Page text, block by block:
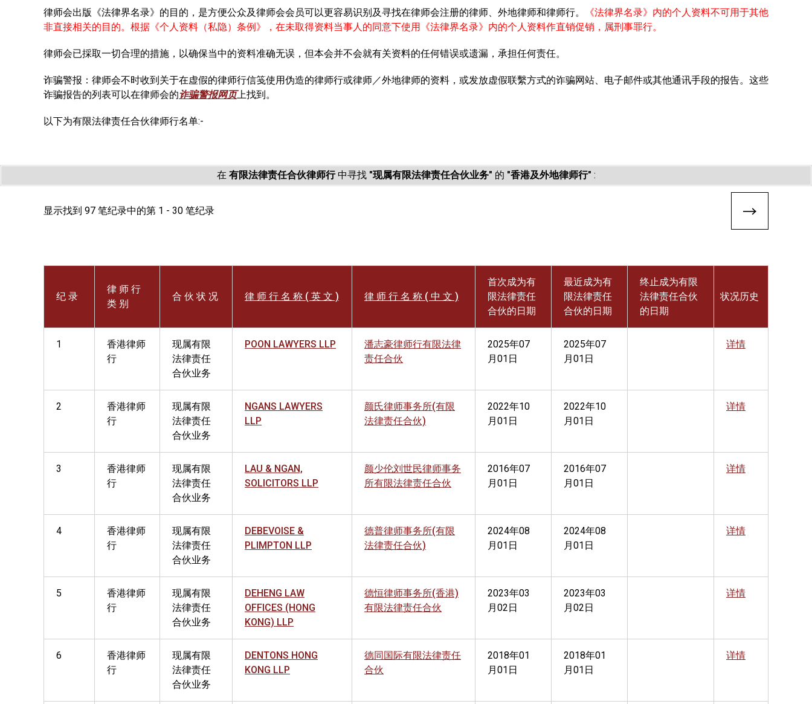
律师会出版《法律界名录》的目的，是方便公众及律师会会员可以更容易识别及寻找在律师会注册的律师、外地律师和律师行。
《法律界名录》内的个人资料不可用于其他
非直接相关的目的。根据《个人资料（私隐）条例》，在未取得资料当事人的同意下使用《法律界名录》内的个人资料作直销促销，属刑事罪行。
律师会已採取一切合理的措施，以确保当中的资料准确无误，但本会并不会就有关资料的任何错误或遗漏，承担任何责任。
诈骗警报：律师会不时收到关于在虚假的律师行信笺使用伪造的律师行或律师／外地律师的资料，或发放虚假联繫方式的诈骗网站、电子邮件或其他通讯手段的报告。这些
诈骗报告的列表可以在律师会的诈骗警报网页上找到。
以下为有限法律责任合伙律师行名单:-
在 有限法律责任合伙律师行中寻找 "现属有限法律责任合伙业务" 的 "香港及外地律师行" :
显示找到 97 笔纪录中的第 1 - 30 笔纪录
纪 录
律 师 行
类 别
合 伙 状 况 律 师 行 名 称 ( 英 文 ) 律 师 行 名 称 ( 中 文 )
首次成为有
限法律责任
合伙的日期
最近成为有
限法律责任
合伙的日期
终止成为有限
法律责任合伙
的日期
状况历史
1
香港律师
行
现属有限
法律责任
合伙业务
POON LAWYERS LLP
潘志豪律师行有限法律
责任合伙
2025年07
月01日
2025年07
月01日
详情
2
香港律师
行
现属有限
法律责任
合伙业务
NGANS LAWYERS
LLP
颜氏律师事务所(有限
法律责任合伙)
2022年10
月01日
2022年10
月01日
详情
3
香港律师
行
现属有限
法律责任
合伙业务
LAU & NGAN,
SOLICITORS LLP
颜少伦刘世民律师事务
所有限法律责任合伙
2016年07
月01日
2016年07
月01日
详情
4
香港律师
行
现属有限
法律责任
合伙业务
DEBEVOISE &
PLIMPTON LLP
德普律师事务所(有限
法律责任合伙)
2024年08
月01日
2024年08
月01日
详情
5
香港律师
行
现属有限
法律责任
合伙业务
DEHENG LAW
OFFICES (HONG
KONG) LLP
德恒律师事务所(香港)
有限法律责任合伙
2023年03
月02日
2023年03
月02日
详情
6
香港律师
行
现属有限
法律责任
合伙业务
DENTONS HONG
KONG LLP
德同国际有限法律责任
合伙
2018年01
月01日
2018年01
月01日
详情